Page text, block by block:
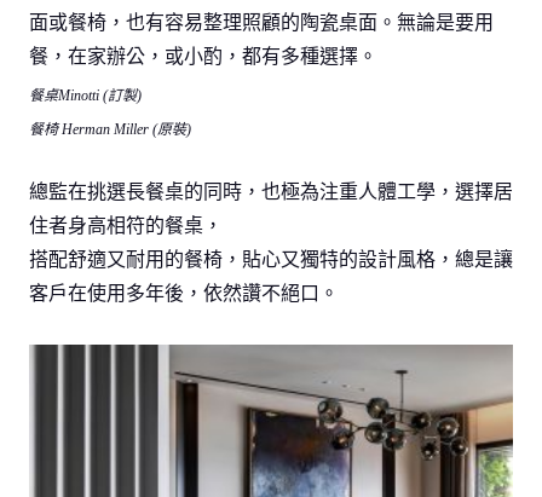
面或餐椅，也有容易整理照顧的陶瓷桌面。無論是要用
餐，在家辦公，或小酌，都有多種選擇。
餐桌Minotti (訂製)
餐椅 Herman Miller (原裝)
總監在挑選長餐桌的同時，也極為注重人體工學，選擇居
住者身高相符的餐桌，
搭配舒適又耐用的餐椅，貼心又獨特的設計風格，總是讓
客戶在使用多年後，依然讚不絕口。